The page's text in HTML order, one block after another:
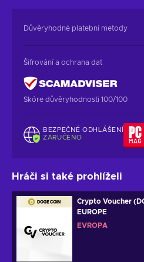
Důvěryhodné platební metody
Šifrování a ochrana dat
Skóre důvěryhodnosti 100/100
BEZPEČNÉ ODHLÁŠENÍ
ZARUČENO
Hráči si také prohlíželi
Crypto Voucher
EUROPE
EVROPA